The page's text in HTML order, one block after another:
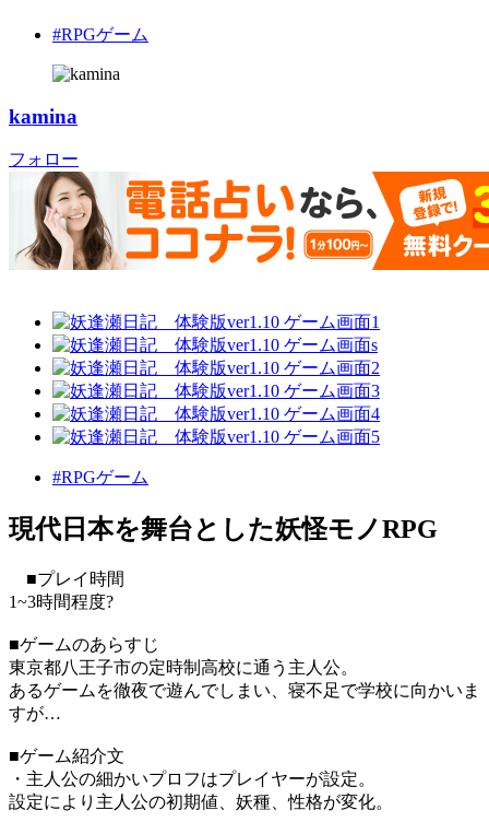
#RPGゲーム
kamina
フォロー
#RPGゲーム
現代日本を舞台とした妖怪モノRPG
■プレイ時間
1~3時間程度?
■ゲームのあらすじ
東京都八王子市の定時制高校に通う主人公。
あるゲームを徹夜で遊んでしまい、寝不足で学校に向かいま
すが…
■ゲーム紹介文
・主人公の細かいプロフはプレイヤーが設定。
設定により主人公の初期値、妖種、性格が変化。